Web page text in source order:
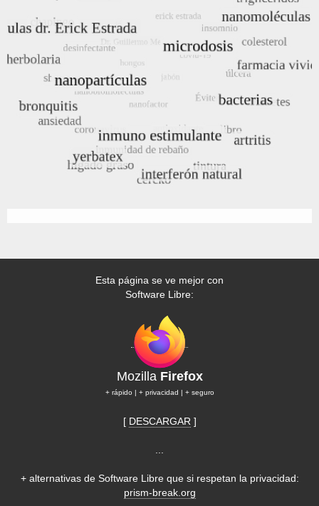
Esta página se ve mejor con
Software Libre:
Mozilla Firefox
+ rápido | + privacidad | + seguro
[ DESCARGAR ]
+ alternativas de Software Libre que si respetan la privacidad:
prism-break.org